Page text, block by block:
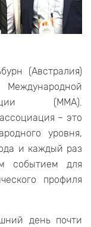
(Австралия)
(ММА).
– это
уровня,
и каждый раз
событием для
профиля
день почти